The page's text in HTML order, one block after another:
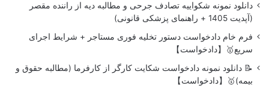
دانلود نمونه شکواییه تصادف جرحی و مطالبه دیه از راننده مقصر
(آپدیت 1405 + راهنمای پزشکی قانونی)
فرم خام دادخواست دستور تخلیه فوری مستاجر + شرایط اجرای
سریع🥇【دادخواست】
📝 دانلود نمونه دادخواست شکایت کارگر از کارفرما (مطالبه حقوق و
بیمه)🥇【دادخواست】